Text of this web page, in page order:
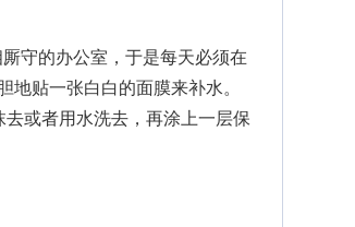
守的办公室，于是每天必须在
地贴一张白白的面膜来补水。
或者用水洗去，再涂上一层保